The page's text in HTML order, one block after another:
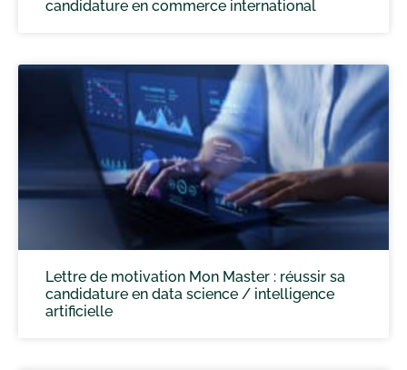
candidature en commerce international
Lettre de motivation Mon Master : réussir sa
candidature en data science / intelligence
artificielle